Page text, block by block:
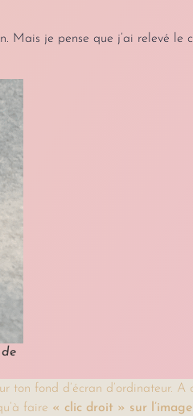
Mais je pense que j’ai relevé le
ton fond d’écran d’ordinateur. A
faire « clic droit » sur l’image